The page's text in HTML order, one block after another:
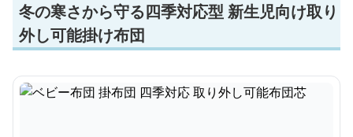
冬の寒さから守る四季対応型 新生児向け取り
外し可能掛け布団